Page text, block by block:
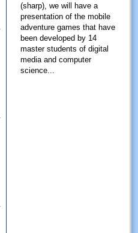
(sharp), we will have a
presentation of the mobile
adventure games that have
been developed by 14
master students of digital
media and computer
science...